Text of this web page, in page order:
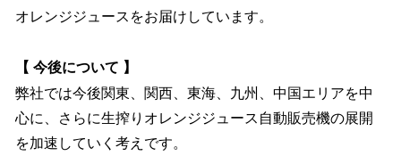
オレンジジュースをお届けしています。
【 今後について 】
弊社では今後関東、関西、東海、九州、中国エリアを中
心に、さらに生搾りオレンジジュース自動販売機の展開
を加速していく考えです。